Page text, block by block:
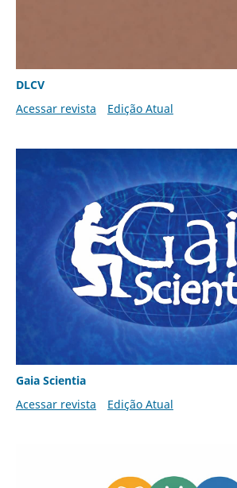
DLCV
Acessar revista
Edição Atual
Gaia Scientia
Acessar revista
Edição Atual